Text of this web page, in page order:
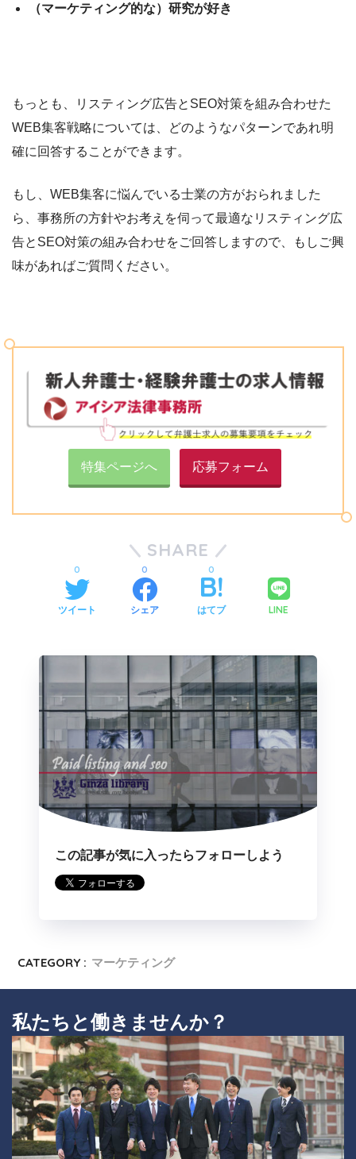
（マーケティング的な）研究が好き
もっとも、リスティング広告とSEO対策を組み合わせた
WEB集客戦略については、どのようなパターンであれ明
確に回答することができます。
もし、WEB集客に悩んでいる士業の方がおられました
ら、事務所の方針やお考えを伺って最適なリスティング広
告とSEO対策の組み合わせをご回答しますので、もしご興
味があればご質問ください。
特集ページへ 応募フォーム
SHARE
ツイート
0
シェア
0
はてブ
0
LINE
この記事が気に入ったらフォローしよう
CATEGORY : マーケティング
私たちと働きませんか？